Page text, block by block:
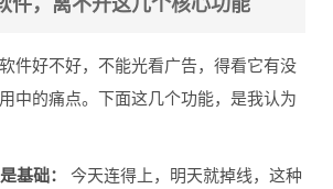
件，离不开这几个核心功能
件好不好，不能光看广告，得看它有没
中的痛点。下面这几个功能，是我认为
基础：
今天连得上，明天就掉线，这种